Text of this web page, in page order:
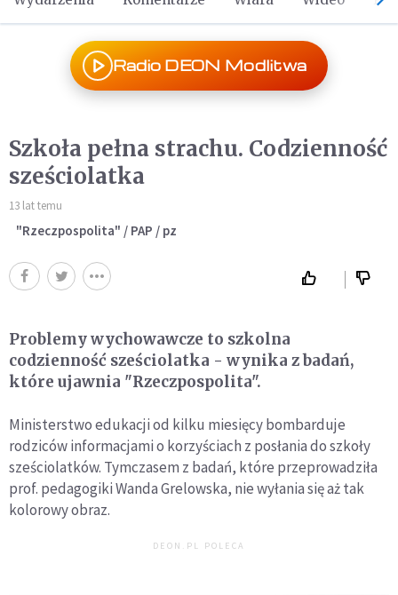
Radio DEON Modlitwa
Szkoła pełna strachu. Codzienność
sześciolatka
13 lat temu
"Rzeczpospolita" / PAP / pz
Problemy wychowawcze to szkolna
codzienność sześciolatka - wynika z badań,
które ujawnia "Rzeczpospolita".
Ministerstwo edukacji od kilku miesięcy bombarduje
rodziców informacjami o korzyściach z posłania do szkoły
sześciolatków. Tymczasem z badań, które przeprowadziła
prof. pedagogiki Wanda Grelowska, nie wyłania się aż tak
kolorowy obraz.
DEON.PL POLECA